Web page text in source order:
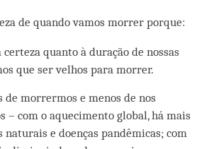
de quando vamos morrer porque:
certeza quanto à duração de nossas
que ser velhos para morrer.
de morrermos e menos de nos
– com o aquecimento global, há mais
naturais e doenças pandêmicas; com